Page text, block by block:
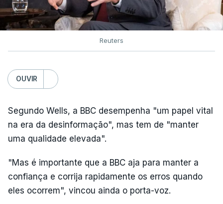
Reuters
OUVIR
Segundo Wells, a BBC desempenha "um papel vital
na era da desinformação", mas tem de "manter
uma qualidade elevada".
"Mas é importante que a BBC aja para manter a
confiança e corrija rapidamente os erros quando
eles ocorrem", vincou ainda o porta-voz.